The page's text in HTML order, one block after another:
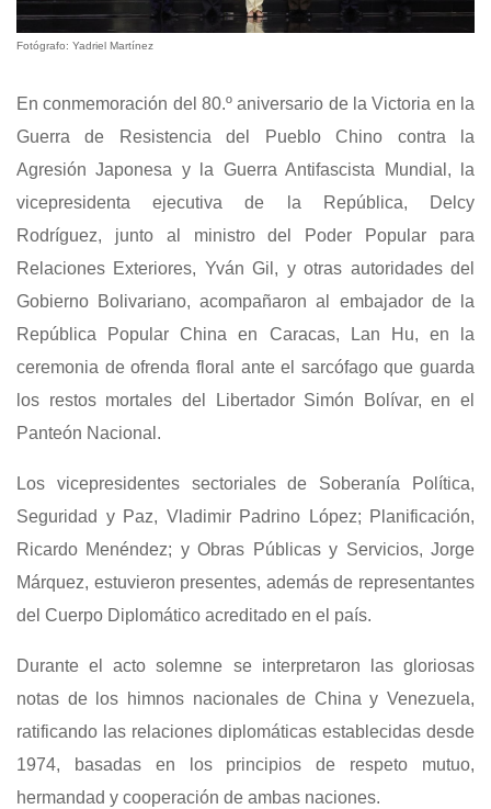
Fotógrafo: Yadriel Martínez
En conmemoración del 80.º aniversario de la Victoria en la
Guerra de Resistencia del Pueblo Chino contra la
Agresión Japonesa y la Guerra Antifascista Mundial, la
vicepresidenta ejecutiva de la República, Delcy
Rodríguez, junto al ministro del Poder Popular para
Relaciones Exteriores, Yván Gil, y otras autoridades del
Gobierno Bolivariano, acompañaron al embajador de la
República Popular China en Caracas, Lan Hu, en la
ceremonia de ofrenda floral ante el sarcófago que guarda
los restos mortales del Libertador Simón Bolívar, en el
Panteón Nacional.
Los vicepresidentes sectoriales de Soberanía Política,
Seguridad y Paz, Vladimir Padrino López; Planificación,
Ricardo Menéndez; y Obras Públicas y Servicios, Jorge
Márquez, estuvieron presentes, además de representantes
del Cuerpo Diplomático acreditado en el país.
Durante el acto solemne se interpretaron las gloriosas
notas de los himnos nacionales de China y Venezuela,
ratificando las relaciones diplomáticas establecidas desde
1974, basadas en los principios de respeto mutuo,
hermandad y cooperación de ambas naciones.